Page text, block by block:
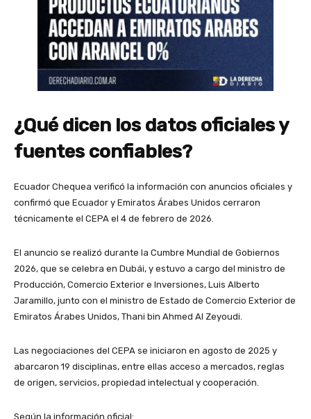
¿Qué dicen los datos oficiales y
fuentes confiables?
Ecuador Chequea verificó la información con anuncios oficiales y
confirmó que Ecuador y Emiratos Árabes Unidos cerraron
técnicamente el CEPA el 4 de febrero de 2026.
El anuncio se realizó durante la Cumbre Mundial de Gobiernos
2026, que se celebra en Dubái, y estuvo a cargo del ministro de
Producción, Comercio Exterior e Inversiones, Luis Alberto
Jaramillo, junto con el ministro de Estado de Comercio Exterior de
Emiratos Árabes Unidos, Thani bin Ahmed Al Zeyoudi.
Las negociaciones del CEPA se iniciaron en agosto de 2025 y
abarcaron 19 disciplinas, entre ellas acceso a mercados, reglas
de origen, servicios, propiedad intelectual y cooperación.
Según la información oficial: